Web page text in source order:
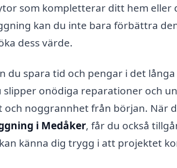
som kompletterar ditt hem eller
kan du inte bara förbättra
dess värde.
du spara tid och pengar i det långa
onödiga reparationer och
noggrannhet från början. När
i Medåker, får du också
känna dig trygg i att projektet